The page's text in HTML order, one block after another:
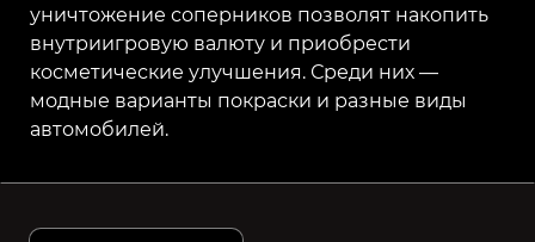
уничтожение соперников позволят накопить
внутриигровую валюту и приобрести
косметические улучшения. Среди них —
модные варианты покраски и разные виды
автомобилей.